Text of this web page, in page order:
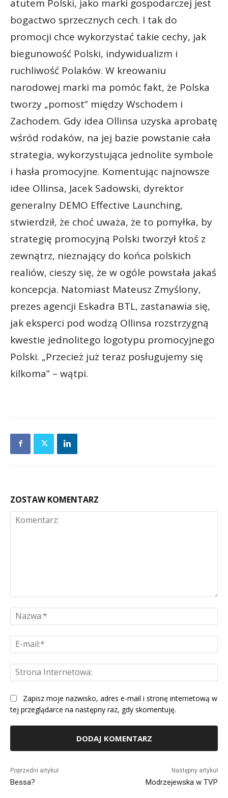
atutem Polski, jako marki gospodarczej jest
bogactwo sprzecznych cech. I tak do
promocji chce wykorzystać takie cechy, jak
biegunowość Polski, indywidualizm i
ruchliwość Polaków. W kreowaniu
narodowej marki ma pomóc fakt, że Polska
tworzy „pomost” między Wschodem i
Zachodem. Gdy idea Ollinsa uzyska aprobatę
wśród rodaków, na jej bazie powstanie cała
strategia, wykorzystująca jednolite symbole
i hasła promocyjne. Komentując najnowsze
idee Ollinsa, Jacek Sadowski, dyrektor
generalny DEMO Effective Launching,
stwierdził, że choć uważa, że to pomyłka, by
strategię promocyjną Polski tworzył ktoś z
zewnątrz, nieznający do końca polskich
realiów, cieszy się, że w ogóle powstała jakaś
koncepcja. Natomiast Mateusz Zmyślony,
prezes agencji Eskadra BTL, zastanawia się,
jak eksperci pod wodzą Ollinsa rozstrzygną
kwestie jednolitego logotypu promocyjnego
Polski. „Przecież już teraz posługujemy się
kilkoma” – wątpi.
ZOSTAW KOMENTARZ
Zapisz moje nazwisko, adres e-mail i stronę internetową w
tej przeglądarce na następny raz, gdy skomentuję.
Poprzedni artykuł
Bessa?
Następny artykuł
Modrzejewska w TVP